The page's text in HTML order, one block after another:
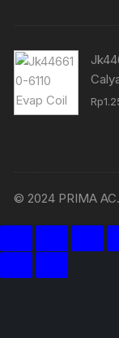
Rp
© 2024 PRIMA